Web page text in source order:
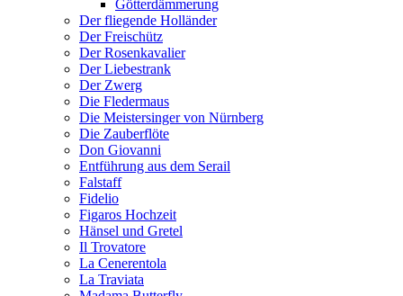
Götterdämmerung
Der fliegende Holländer
Der Freischütz
Der Rosenkavalier
Der Liebestrank
Der Zwerg
Die Fledermaus
Die Meistersinger von Nürnberg
Die Zauberflöte
Don Giovanni
Entführung aus dem Serail
Falstaff
Fidelio
Figaros Hochzeit
Hänsel und Gretel
Il Trovatore
La Cenerentola
La Traviata